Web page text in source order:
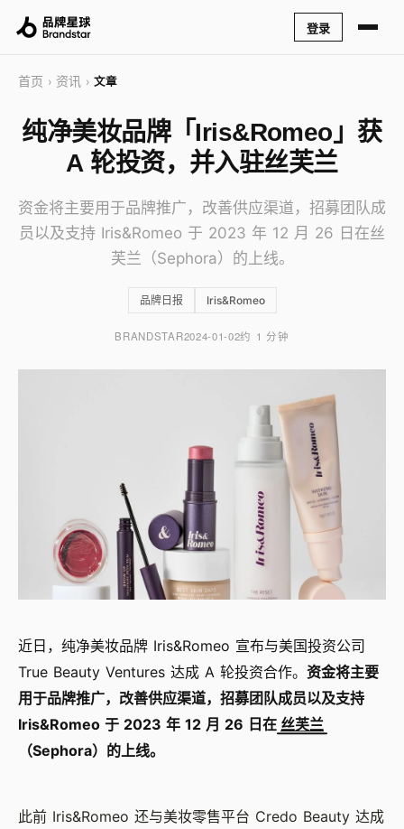
登录
首页 › 资讯 › 文章
纯净美妆品牌「Iris&Romeo」获
A 轮投资，并入驻丝芙兰
资金将主要用于品牌推广，改善供应渠道，招募团队成
员以及支持 Iris&Romeo 于 2023 年 12 月 26 日在丝
芙兰（Sephora）的上线。
品牌日报 Iris&Romeo
BRANDSTAR2024-01-02约 1 分钟
近日，纯净美妆品牌 Iris&Romeo 宣布与美国投资公司
True Beauty Ventures 达成 A 轮投资合作。 资金将主要
用于品牌推广，改善供应渠道，招募团队成员以及支持
Iris&Romeo 于 2023 年 12 月 26 日在 丝芙兰
（Sephora）的上线。
此前 Iris&Romeo 还与美妆零售平台 Credo Beauty 达成